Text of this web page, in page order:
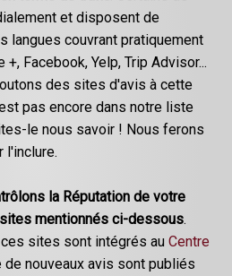
et disposent de
langues couvrant pratiquement
Facebook, Yelp, Trip Advisor...
des sites d'avis à cette
pas encore dans notre liste
le nous savoir ! Nous ferons
l'inclure.
la Réputation de votre
mentionnés ci-dessous.
sites sont intégrés au Centre
de nouveaux avis sont publiés